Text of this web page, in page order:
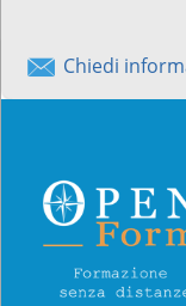
Chiedi